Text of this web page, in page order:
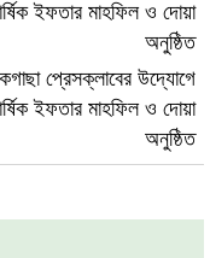
প্রেসক্লাবের উদ্যোগে
ইফতার মাহফিল ও দোয়া
অনুষ্ঠিত